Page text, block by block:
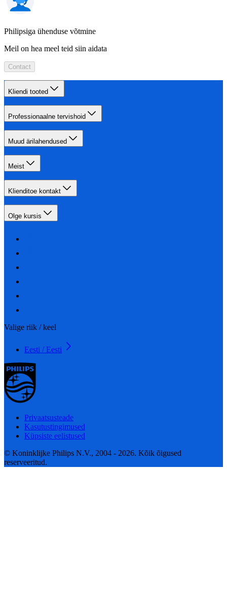
Philipsiga ühenduse võtmine
Meil on hea meel teid siin aidata
Contact
Kliendi tooted
Professionaalne tervishoid
Muud ärilahendused
Meist
Klienditoe kontakt
Olge kursis
Valige riik / keel
Eesti / Eesti
Privaatsusteade
Kasutustingimused
Küpsiste eelistused
© Koninklijke Philips N.V., 2004 - 2026. Kõik õigused
reserveeritud.